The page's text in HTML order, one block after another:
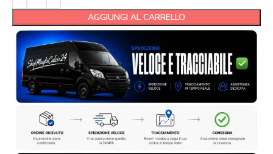
AGGIUNGI AL CARRELLO